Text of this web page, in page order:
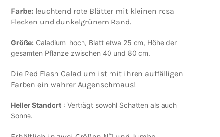
Farbe: leuchtend rote Blätter mit kleinen rosa
Flecken und dunkelgrünem Rand.
Größe: Caladium hoch, Blatt etwa 25 cm, Höhe der
gesamten Pflanze zwischen 40 und 80 cm.
Die Red Flash Caladium ist mit ihren auffälligen
Farben ein wahrer Augenschmaus!
Heller Standort : Verträgt sowohl Schatten als auch
Sonne.